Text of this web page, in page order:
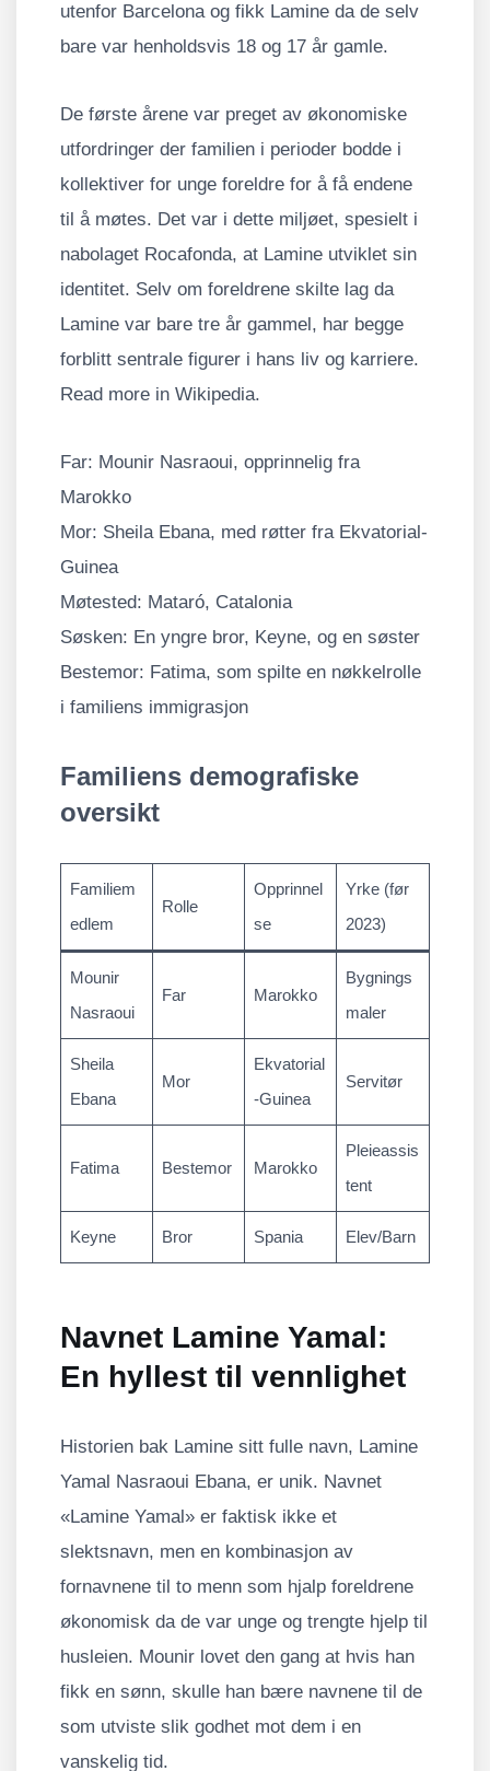
utenfor Barcelona og fikk Lamine da de selv
bare var henholdsvis 18 og 17 år gamle.
De første årene var preget av økonomiske
utfordringer der familien i perioder bodde i
kollektiver for unge foreldre for å få endene
til å møtes. Det var i dette miljøet, spesielt i
nabolaget Rocafonda, at Lamine utviklet sin
identitet. Selv om foreldrene skilte lag da
Lamine var bare tre år gammel, har begge
forblitt sentrale figurer i hans liv og karriere.
Read more in Wikipedia.
Far: Mounir Nasraoui, opprinnelig fra
Marokko
Mor: Sheila Ebana, med røtter fra Ekvatorial-
Guinea
Møtested: Mataró, Catalonia
Søsken: En yngre bror, Keyne, og en søster
Bestemor: Fatima, som spilte en nøkkelrolle
i familiens immigrasjon
Familiens demografiske
oversikt
Familiem
edlem
Rolle
Opprinnel
se
Yrke (før
2023)
Mounir
Nasraoui
Far Marokko
Bygnings
maler
Sheila
Ebana
Mor
Ekvatorial
-Guinea
Servitør
Fatima Bestemor Marokko
Pleieassis
tent
Keyne Bror Spania Elev/Barn
Navnet Lamine Yamal:
En hyllest til vennlighet
Historien bak Lamine sitt fulle navn, Lamine
Yamal Nasraoui Ebana, er unik. Navnet
«Lamine Yamal» er faktisk ikke et
slektsnavn, men en kombinasjon av
fornavnene til to menn som hjalp foreldrene
økonomisk da de var unge og trengte hjelp til
husleien. Mounir lovet den gang at hvis han
fikk en sønn, skulle han bære navnene til de
som utviste slik godhet mot dem i en
vanskelig tid.